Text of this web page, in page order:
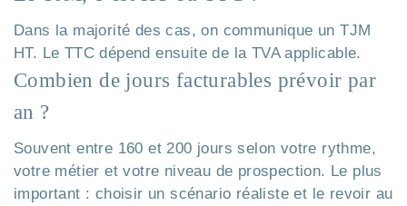
Dans la majorité des cas, on communique un TJM
HT. Le TTC dépend ensuite de la TVA applicable.
Combien de jours facturables prévoir par
an ?
Souvent entre 160 et 200 jours selon votre rythme,
votre métier et votre niveau de prospection. Le plus
important : choisir un scénario réaliste et le revoir au